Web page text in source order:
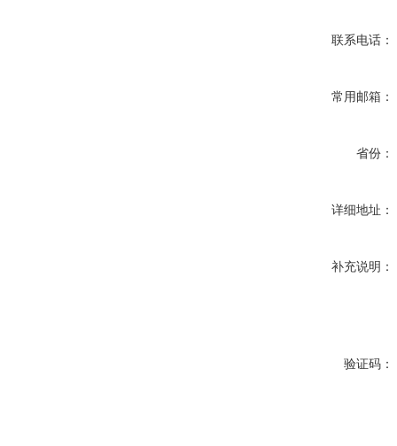
联系电话：
常用邮箱：
省份：
详细地址：
补充说明：
验证码：